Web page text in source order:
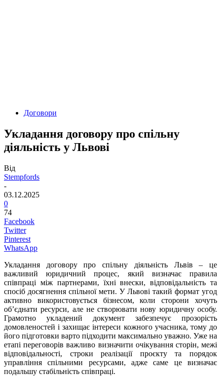
Договори
Укладання договору про спільну
діяльність у Львові
Від
Stempfords
-
03.12.2025
0
74
Facebook
Twitter
Pinterest
WhatsApp
Укладання договору про спільну діяльність Львів – це
важливий юридичний процес, який визначає правила
співпраці між партнерами, їхні внески, відповідальність та
спосіб досягнення спільної мети. У Львові такий формат угод
активно використовується бізнесом, коли сторони хочуть
об’єднати ресурси, але не створювати нову юридичну особу.
Грамотно укладений документ забезпечує прозорість
домовленостей і захищає інтереси кожного учасника, тому до
його підготовки варто підходити максимально уважно. Уже на
етапі переговорів важливо визначити очікування сторін, межі
відповідальності, строки реалізації проєкту та порядок
управління спільними ресурсами, адже саме це визначає
подальшу стабільність співпраці.